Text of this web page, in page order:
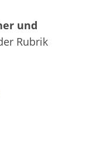
und
Rubrik